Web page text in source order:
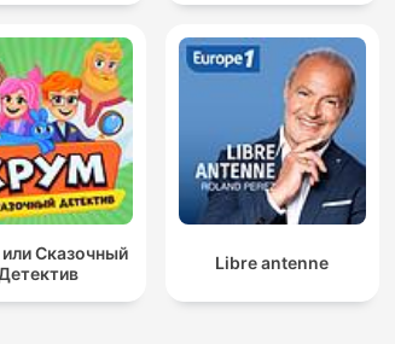
Сказочный
Libre antenne